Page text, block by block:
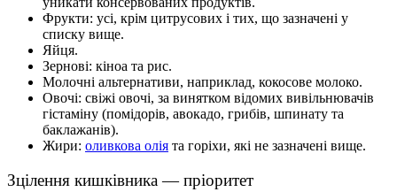
Фрукти: усі, крім цитрусових і тих, що зазначені у
списку вище.
Яйця.
Зернові: кіноа та рис.
Молочні альтернативи, наприклад, кокосове молоко.
Овочі: свіжі овочі, за винятком відомих вивільнювачів
гістаміну (помідорів, авокадо, грибів, шпинату та
баклажанів).
Жири: оливкова олія та горіхи, які не зазначені вище.
Зцілення кишківника — пріоритет